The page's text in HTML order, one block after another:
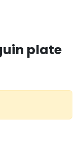
plate